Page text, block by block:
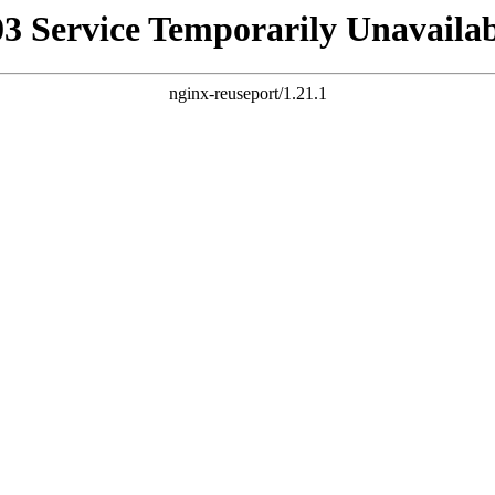
Service Temporarily
nginx-reuseport/1.21.1